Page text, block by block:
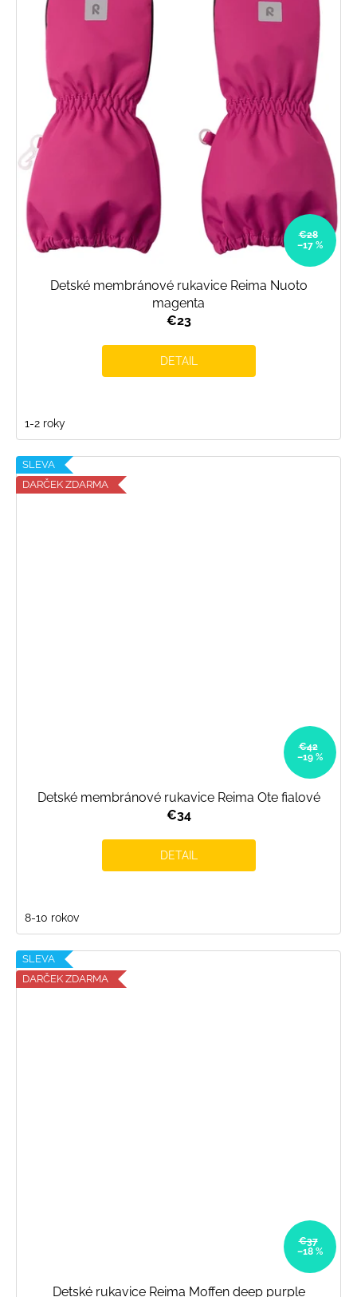
€28
–17 %
Detské membránové rukavice Reima Nuoto
magenta
€23
DETAIL
1-2 roky
SLEVA
DARČEK ZDARMA
€42
–19 %
Detské membránové rukavice Reima Ote fialové
€34
DETAIL
8-10 rokov
SLEVA
DARČEK ZDARMA
€37
–18 %
Detské rukavice Reima Moffen deep purple